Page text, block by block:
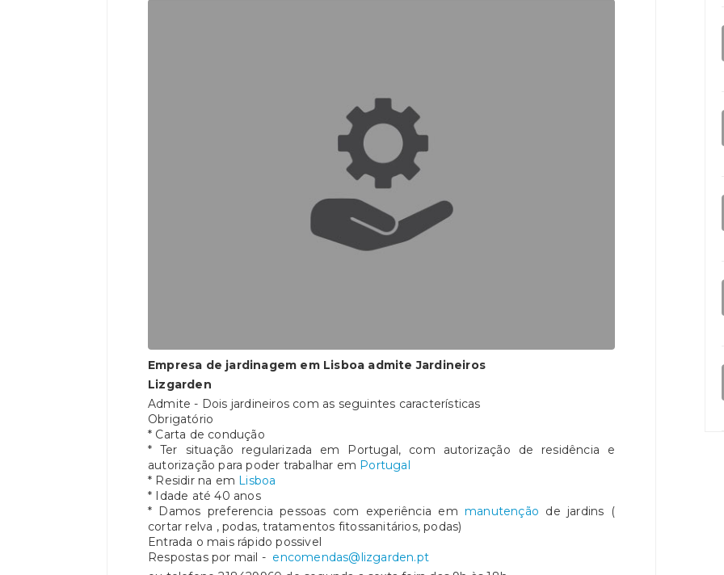
Empresa de jardinagem em Lisboa admite Jardineiros
Lizgarden
Admite - Dois jardineiros com as seguintes características
Obrigatório
* Carta de condução
* Ter situação regularizada em Portugal, com autorização de residência e
autorização para poder trabalhar em Portugal
* Residir na em Lisboa
* Idade até 40 anos
* Damos preferencia pessoas com experiência emmanutenção de jardins (
cortar relva , podas, tratamentos fitossanitários, podas)
Entrada o mais rápido possivel
Respostas por mail - encomendas@lizgarden.pt